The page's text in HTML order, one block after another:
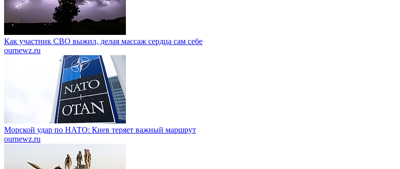
Как участник СВО выжил, делая массаж сердца сам себе
ournewz.ru
Морской удар по НАТО: Киев теряет важный маршрут
ournewz.ru